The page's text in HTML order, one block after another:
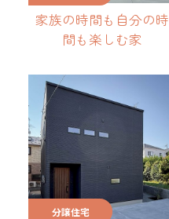
家族の時間も自分の時
間も楽しむ家
分譲住宅